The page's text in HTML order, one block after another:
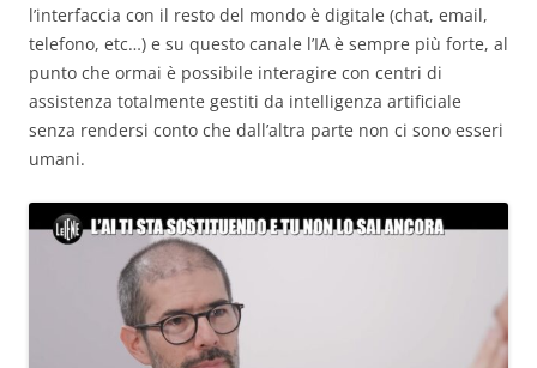
l’interfaccia con il resto del mondo è digitale (chat, email,
telefono, etc…) e su questo canale l’IA è sempre più forte, al
punto che ormai è possibile interagire con centri di
assistenza totalmente gestiti da intelligenza artificiale
senza rendersi conto che dall’altra parte non ci sono esseri
umani.